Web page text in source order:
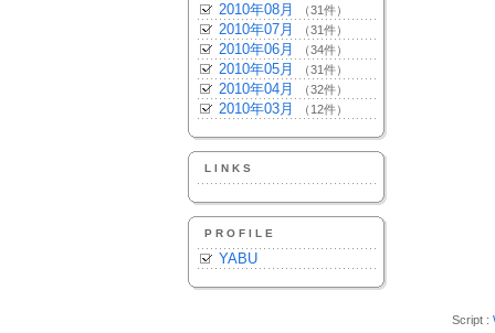
2010年08月 （31件）
2010年07月 （31件）
2010年06月 （34件）
2010年05月 （31件）
2010年04月 （32件）
2010年03月 （12件）
LINKS
PROFILE
YABU
Script :